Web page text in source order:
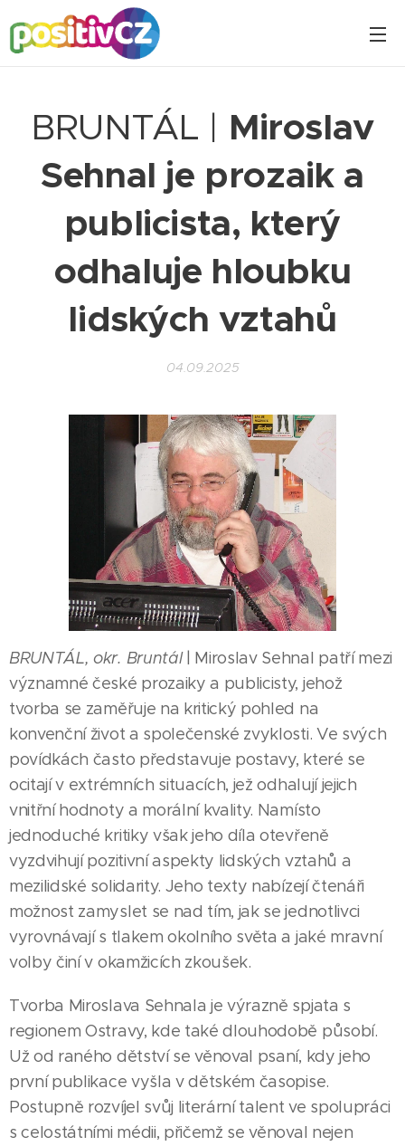
BRUNTÁL | Miroslav
Sehnal je prozaik a
publicista, který
odhaluje hloubku
lidských vztahů
04.09.2025
BRUNTÁL, okr. Bruntál| Miroslav Sehnal patří mezi
významné české prozaiky a publicisty, jehož
tvorba se zaměřuje na kritický pohled na
konvenční život a společenské zvyklosti. Ve svých
povídkách často představuje postavy, které se
ocitají v extrémních situacích, jež odhalují jejich
vnitřní hodnoty a morální kvality. Namísto
jednoduché kritiky však jeho díla otevřeně
vyzdvihují pozitivní aspekty lidských vztahů a
mezilidské solidarity. Jeho texty nabízejí čtenáři
možnost zamyslet se nad tím, jak se jednotlivci
vyrovnávají s tlakem okolního světa a jaké mravní
volby činí v okamžicích zkoušek.
Tvorba Miroslava Sehnala je výrazně spjata s
regionem Ostravy, kde také dlouhodobě působí.
Už od raného dětství se věnoval psaní, kdy jeho
první publikace vyšla v dětském časopise.
Postupně rozvíjel svůj literární talent ve spolupráci
s celostátními médii, přičemž se věnoval nejen